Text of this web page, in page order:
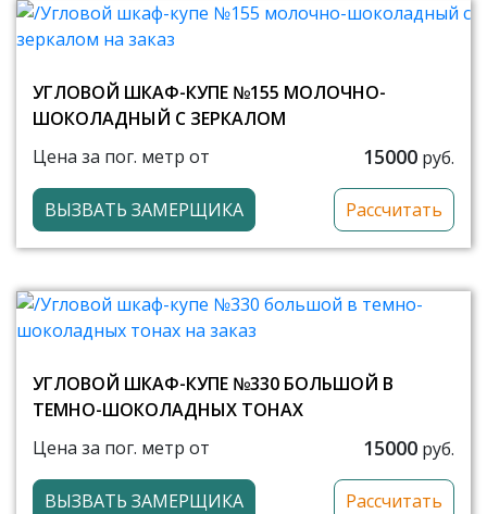
УГЛОВОЙ ШКАФ-КУПЕ №155 МОЛОЧНО-
ШОКОЛАДНЫЙ С ЗЕРКАЛОМ
Цена за пог. метр от
15000 руб.
ВЫЗВАТЬ ЗАМЕРЩИКА Рассчитать
УГЛОВОЙ ШКАФ-КУПЕ №330 БОЛЬШОЙ В
ТЕМНО-ШОКОЛАДНЫХ ТОНАХ
Цена за пог. метр от
15000 руб.
ВЫЗВАТЬ ЗАМЕРЩИКА Рассчитать